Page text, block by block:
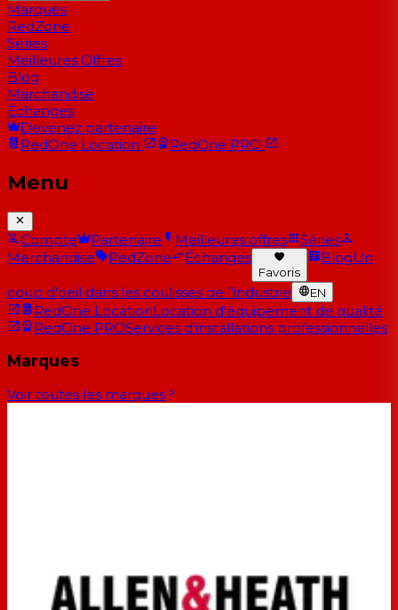
Marques
RedZone
Séries
Meilleures Offres
Blog
Marchandise
Échanges
Devenez partenaire
RedOne Location RedOne PRO
Menu
Compte Partenaire Meilleures offres
Séries
Merchandise
RedZone Échanges
Favoris
BlogUn
coup d'oeil dans les coulisses de l'industrie EN
RedOne LocationLocation d'équipement de qualité
RedOne PROServices d'installations professionnelles
Marques
Voir toutes les marques